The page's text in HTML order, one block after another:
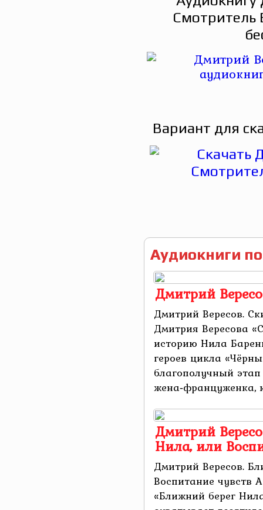
Смотритель
Вариант для
Аудиокниги
Дмитрий
Дмитрий Вересов.
Дмитрия Вересова
историю Нила
героев цикла
благополучный
жена‑француженка,
Дмитрий
Нила, или
Дмитрий Вересов.
Воспитание чувств
«Ближний берег